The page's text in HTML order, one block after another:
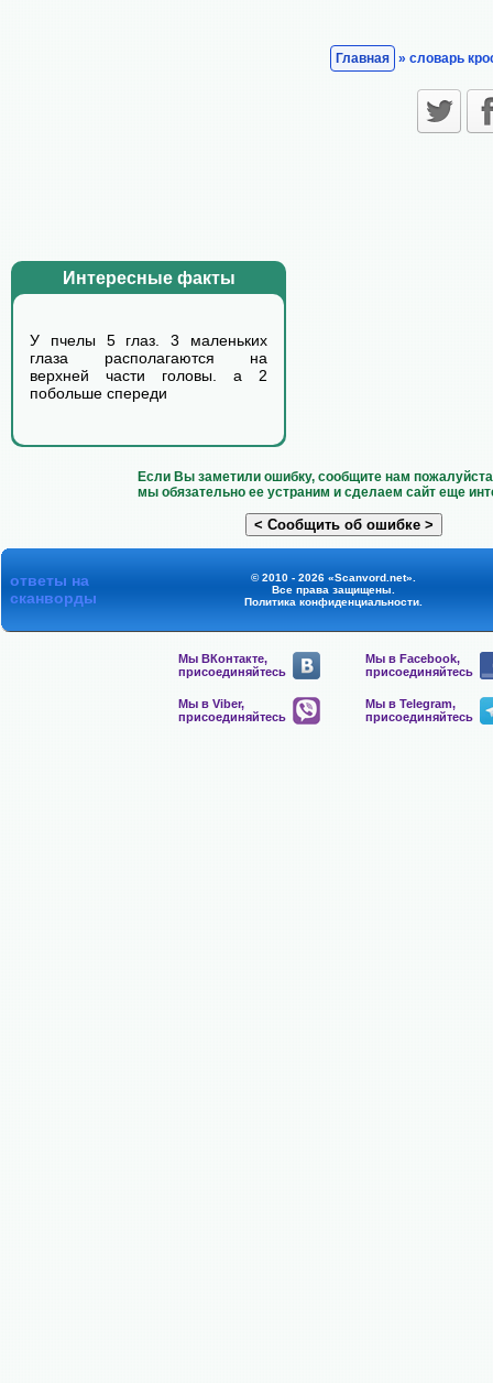
Интересные факты
У пчелы 5 глаз. 3 маленьких
глаза располагаются на
верхней части головы. а 2
побольше спереди
Главная » словарь
Если Вы заметили ошибку, сообщите нам
мы обязательно ее устраним и сделаем сайт еще
ответы на
сканворды
© 2010 - 2026 «Scanvord.net».
Все права защищены.
Политика конфиденциальности.
Мы ВКонтакте,
присоединяйтесь
Мы в Facebook,
присоединяйтесь
Мы в Viber,
присоединяйтесь
Мы в Telegram,
присоединяйтесь